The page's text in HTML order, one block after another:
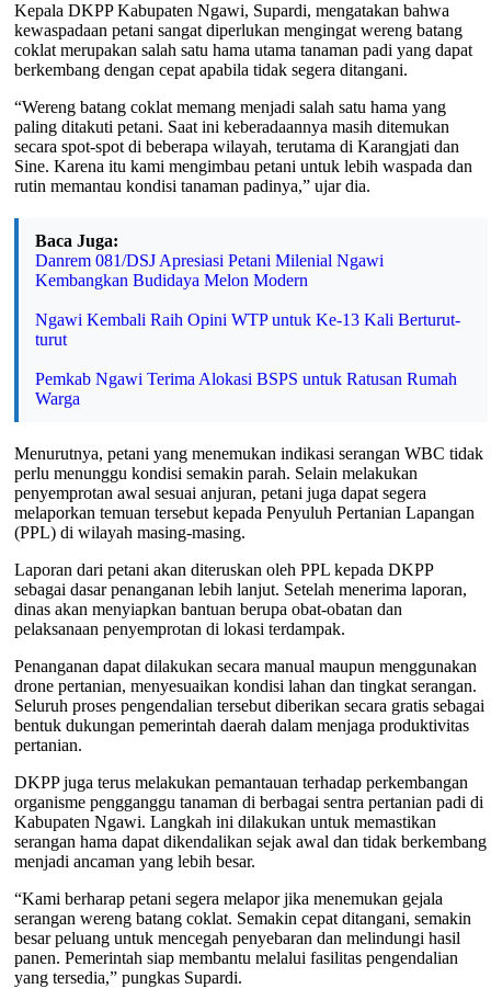
Kepala DKPP Kabupaten Ngawi, Supardi, mengatakan bahwa
kewaspadaan petani sangat diperlukan mengingat wereng batang
coklat merupakan salah satu hama utama tanaman padi yang dapat
berkembang dengan cepat apabila tidak segera ditangani.
“Wereng batang coklat memang menjadi salah satu hama yang
paling ditakuti petani. Saat ini keberadaannya masih ditemukan
secara spot-spot di beberapa wilayah, terutama di Karangjati dan
Sine. Karena itu kami mengimbau petani untuk lebih waspada dan
rutin memantau kondisi tanaman padinya,” ujar dia.
Baca Juga:
Danrem 081/DSJ Apresiasi Petani Milenial Ngawi
Kembangkan Budidaya Melon Modern
Ngawi Kembali Raih Opini WTP untuk Ke-13 Kali Berturut-
turut
Pemkab Ngawi Terima Alokasi BSPS untuk Ratusan Rumah
Warga
Menurutnya, petani yang menemukan indikasi serangan WBC tidak
perlu menunggu kondisi semakin parah. Selain melakukan
penyemprotan awal sesuai anjuran, petani juga dapat segera
melaporkan temuan tersebut kepada Penyuluh Pertanian Lapangan
(PPL) di wilayah masing-masing.
Laporan dari petani akan diteruskan oleh PPL kepada DKPP
sebagai dasar penanganan lebih lanjut. Setelah menerima laporan,
dinas akan menyiapkan bantuan berupa obat-obatan dan
pelaksanaan penyemprotan di lokasi terdampak.
Penanganan dapat dilakukan secara manual maupun menggunakan
drone pertanian, menyesuaikan kondisi lahan dan tingkat serangan.
Seluruh proses pengendalian tersebut diberikan secara gratis sebagai
bentuk dukungan pemerintah daerah dalam menjaga produktivitas
pertanian.
DKPP juga terus melakukan pemantauan terhadap perkembangan
organisme pengganggu tanaman di berbagai sentra pertanian padi di
Kabupaten Ngawi. Langkah ini dilakukan untuk memastikan
serangan hama dapat dikendalikan sejak awal dan tidak berkembang
menjadi ancaman yang lebih besar.
“Kami berharap petani segera melapor jika menemukan gejala
serangan wereng batang coklat. Semakin cepat ditangani, semakin
besar peluang untuk mencegah penyebaran dan melindungi hasil
panen. Pemerintah siap membantu melalui fasilitas pengendalian
yang tersedia,” pungkas Supardi.